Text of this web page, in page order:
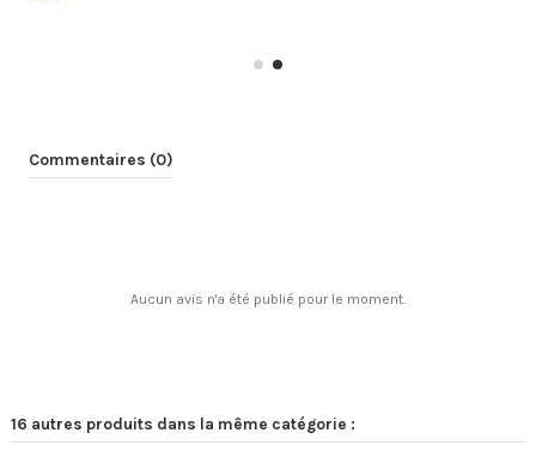
Commentaires (0)
Aucun avis n'a été publié pour le moment.
16 autres produits dans la même catégorie :